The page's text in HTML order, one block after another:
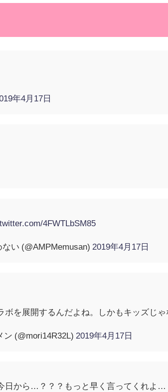
年4月17日
4FWTLbSM85
い (@AMPMemusan) 2019年4月17日
を展開するんだよね。しかもキッズじ
(@mori14R32L) 2019年4月17日
から…？？？もっと早く言ってくれよ…